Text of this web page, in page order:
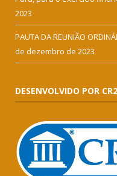
2023
PAUTA DA REUNIÃO
de dezembro de 2023
DESENVOLVIDO POR CR2